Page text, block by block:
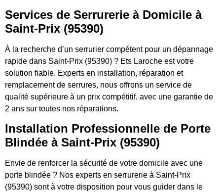
Services de Serrurerie à Domicile à
Saint-Prix (95390)
À la recherche d’un serrurier compétent pour un dépannage
rapide dans Saint-Prix (95390) ? Ets Laroche est votre
solution fiable. Experts en installation, réparation et
remplacement de serrures, nous offrons un service de
qualité supérieure à un prix compétitif, avec une garantie de
2 ans sur toutes nos réparations.
Installation Professionnelle de Porte
Blindée à Saint-Prix (95390)
Envie de renforcer la sécurité de votre domicile avec une
porte blindée ? Nos experts en serrurerie à Saint-Prix
(95390) sont à votre disposition pour vous guider dans le